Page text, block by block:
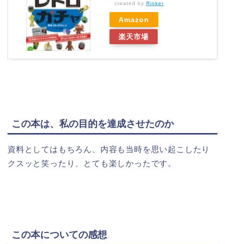
created by Rinker
Amazon
楽天市場
この本は、私の目的を達成させたのか
資料としてはもちろん、内容も当時を思い起こしたり
クスッと笑ったり、とても楽しかったです。
この本についての感想